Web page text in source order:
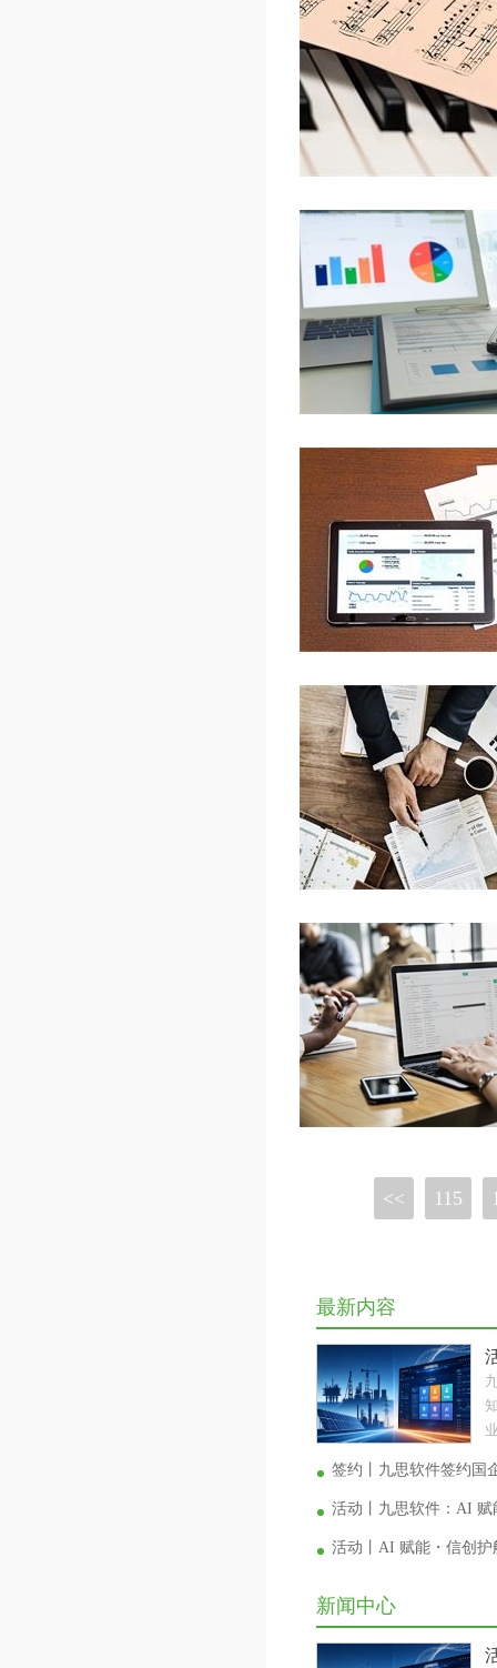
<< 115
最新内容
签约丨九思软件签约国
活动丨九思软件：AI
活动丨AI 赋能・信创
新闻中心